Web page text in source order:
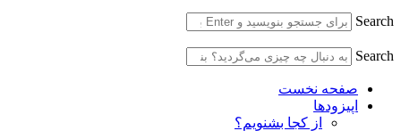
Search
Search
صفحه نخست
اپیزودها
از کجا بشنویم؟